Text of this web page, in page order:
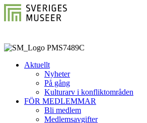
Aktuellt
Nyheter
På gång
Kulturarv i konfliktområden
FÖR MEDLEMMAR
Bli medlem
Medlemsavgifter